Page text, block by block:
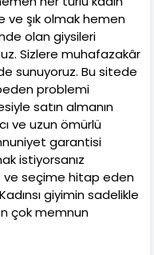
ve şık olmak hemen
olan giysileri
Sizlere muhafazakâr
sunuyoruz. Bu sitede
problemi
satın almanın
ve uzun ömürlü
garantisi
istiyorsanız
seçime hitap eden
giyimin sadelikle
çok memnun